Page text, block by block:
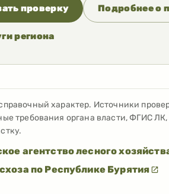
проверку Подробнее о
региона
характер. Источники
требования органа власти, ФГИС
агентство лесного
по Республике Бурятия